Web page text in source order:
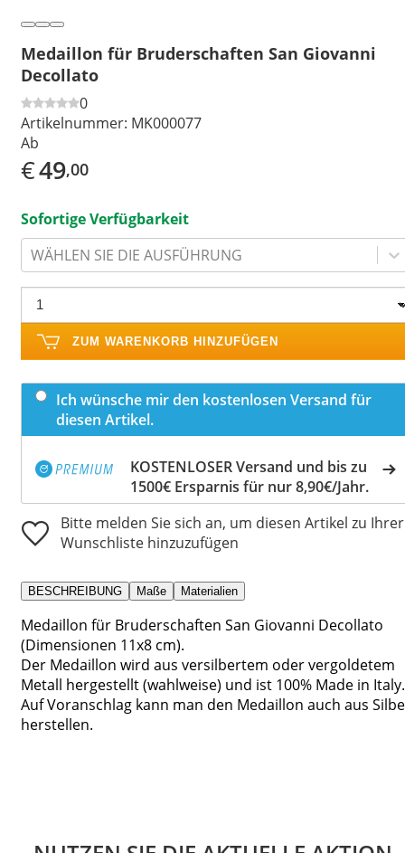
Medaillon für Bruderschaften San Giovanni
Decollato
0
Artikelnummer: MK000077
Ab
€49,00
Sofortige Verfügbarkeit
WÄHLEN SIE DIE AUSFÜHRUNG
ZUM WARENKORB HINZUFÜGEN
Ich wünsche mir den kostenlosen Versand für
diesen Artikel.
KOSTENLOSER Versand und bis zu
1500€ Ersparnis für nur 8,90€/Jahr.
Bitte melden Sie sich an, um diesen Artikel zu Ihrer
Wunschliste hinzuzufügen
BESCHREIBUNG Maße Materialien
Medaillon für Bruderschaften San Giovanni Decollato
(Dimensionen 11x8 cm).
Der Medaillon wird aus versilbertem oder vergoldetem
Metall hergestellt (wahlweise) und ist 100% Made in Italy.
Auf Voranschlag kann man den Medaillon auch aus
herstellen.